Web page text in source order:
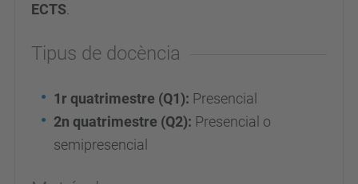
ECTS
Tipus de docència
1r quatrimestre (Q1): Presencial
2n quatrimestre (Q2): Presencial o
semipresencial